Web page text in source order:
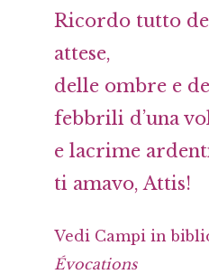
Ricordo tutto
attese,
delle ombre e
febbrili d’una
e lacrime
ti amavo, Attis!
Vedi Campi in
Évocations